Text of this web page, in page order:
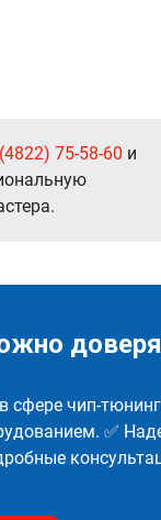
75-58-60 и
сфере чип-
✅